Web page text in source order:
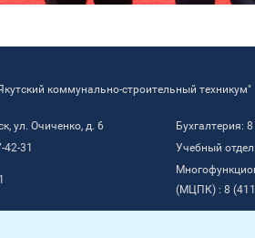
коммунально-строительный техникум"
ул. Очиченко, д. 6
Бухгалтерия:
31
Учебный
(МЦПК) : 8